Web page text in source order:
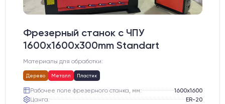
Фрезерный станок с ЧПУ
1600x1600x300mm Standart
Материалы для обработки:
Дерево Металл Пластик
Рабочее поле фрезерного станка, мм:
1600х1600
Цанга:
ER-20